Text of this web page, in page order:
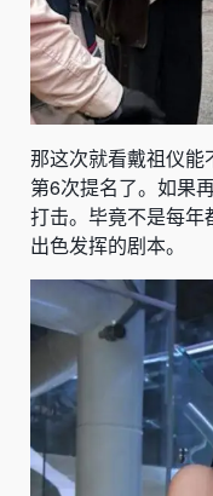
那这次就看戴祖仪
第6次提名了。如果
打击。毕竟不是每年
出色发挥的剧本。